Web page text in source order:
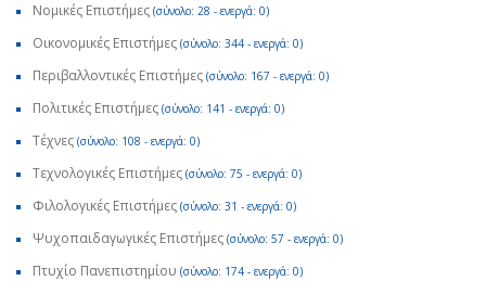
Νομικές Επιστήμες (σύνολο: 28 - ενεργά: 0)
Οικονομικές Επιστήμες (σύνολο: 344 - ενεργά: 0)
Περιβαλλοντικές Επιστήμες (σύνολο: 167 - ενεργά: 0)
Πολιτικές Επιστήμες (σύνολο: 141 - ενεργά: 0)
Τέχνες (σύνολο: 108 - ενεργά: 0)
Τεχνολογικές Επιστήμες (σύνολο: 75 - ενεργά: 0)
Φιλολογικές Επιστήμες (σύνολο: 31 - ενεργά: 0)
Ψυχοπαιδαγωγικές Επιστήμες (σύνολο: 57 - ενεργά: 0)
Πτυχίο Πανεπιστημίου (σύνολο: 174 - ενεργά: 0)